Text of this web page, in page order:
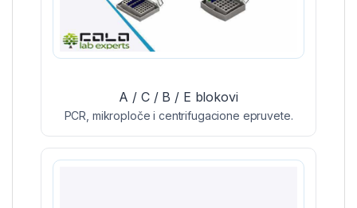
A / C / B / E blokovi
PCR, mikroploče i centrifugacione epruvete.